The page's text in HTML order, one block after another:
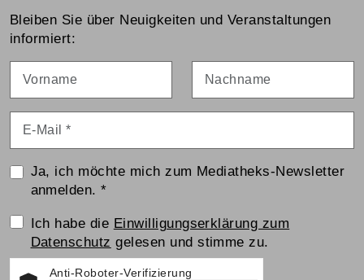
Bleiben Sie über Neuigkeiten und Veranstaltungen
informiert:
Ja, ich möchte mich zum Mediatheks-Newsletter
anmelden.*
Einwilligungserklärung
Ich habe die Einwilligungserklärung zum
Datenschutz gelesen und stimme zu.
Anti-Roboter-Verifizierung